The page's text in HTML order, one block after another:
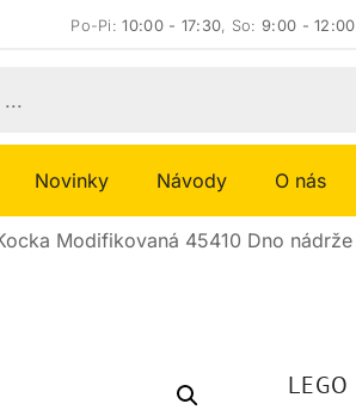
Po-Pi:10:00 - 17:30, So:9:00 - 12:00
Novinky Návody O nás
Modifikovaná 45410 Dno